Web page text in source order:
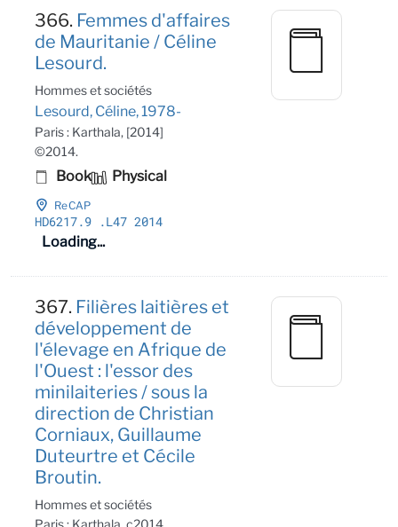
366. Femmes d'affaires
de Mauritanie / Céline
Lesourd.
Hommes et sociétés
Lesourd, Céline, 1978-
Paris : Karthala, [2014]
©2014.
Book Physical
ReCAP
HD6217.9 .L47 2014
Loading...
367. Filières laitières et
développement de
l'élevage en Afrique de
l'Ouest : l'essor des
minilaiteries / sous la
direction de Christian
Corniaux, Guillaume
Duteurtre et Cécile
Broutin.
Hommes et sociétés
Paris : Karthala, c2014.